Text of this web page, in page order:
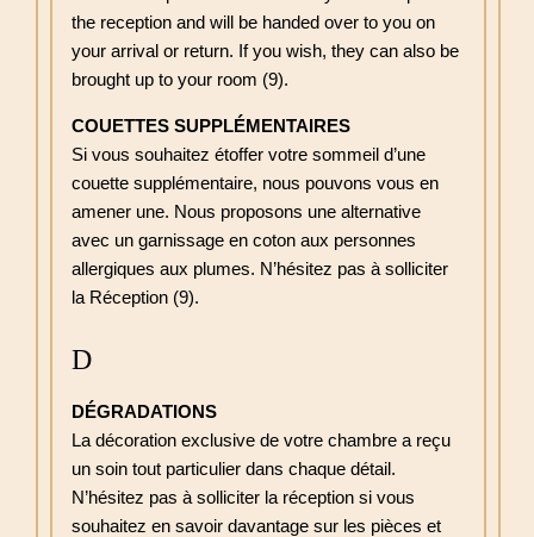
the reception and will be handed over to you on
your arrival or return. If you wish, they can also be
brought up to your room (9).
COUETTES SUPPLÉMENTAIRES
Si vous souhaitez étoffer votre sommeil d’une
couette supplémentaire, nous pouvons vous en
amener une. Nous proposons une alternative
avec un garnissage en coton aux personnes
allergiques aux plumes. N’hésitez pas à solliciter
la Réception (9).
D
DÉGRADATIONS
La décoration exclusive de votre chambre a reçu
un soin tout particulier dans chaque détail.
N’hésitez pas à solliciter la réception si vous
souhaitez en savoir davantage sur les pièces et